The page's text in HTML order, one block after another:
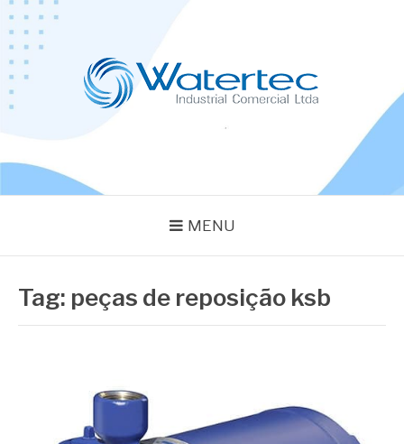
Pular
para
conteúdo
MENU
Tag: peças de reposição ksb